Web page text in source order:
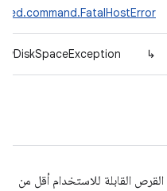
↳
القابلة للاستخدام أقل من